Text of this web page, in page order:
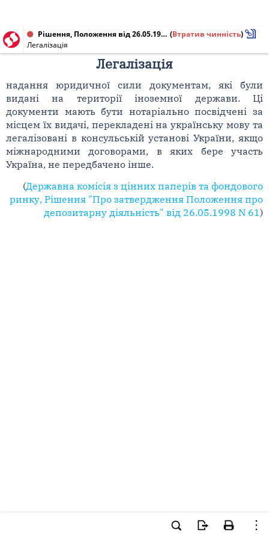
Рішення, Положення від 26.05.1998 № 61 (Втратив чинність)
Легалізація